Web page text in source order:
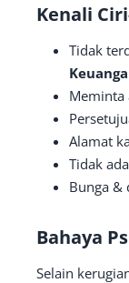
Kenali
Tidak
Meminta
Alamat
Tidak
Bunga &
Bahaya
Selain